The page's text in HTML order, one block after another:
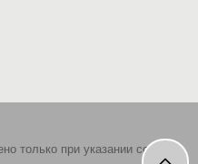
только при указании ссылки